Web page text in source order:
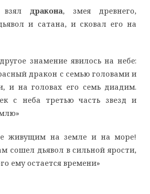
дракона, змея древнего,
и сатана, и сковал его на
знамение явилось на небе:
дракон с семью головами и
и на головах его семь диадим.
с неба третью часть звезд и
живущим на земле и на море!
сошел дьявол в сильной ярости,
ему остается времени»